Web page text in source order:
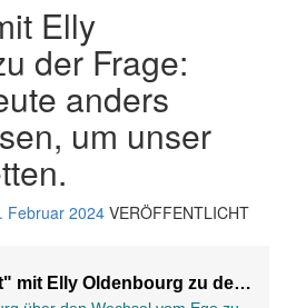
Elly
der Frage:
anders
um unser
Februar 2024 VERÖFFENTLICHT